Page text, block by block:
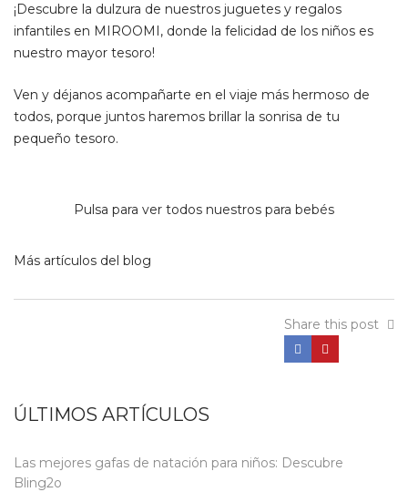
¡Descubre la dulzura de nuestros juguetes y regalos
infantiles en MIROOMI, donde la felicidad de los niños es
nuestro mayor tesoro!
Ven y déjanos acompañarte en el viaje más hermoso de
todos, porque juntos haremos brillar la sonrisa de tu
pequeño tesoro.
Pulsa para ver todos nuestros para bebés
Más artículos del blog
Share this post
ÚLTIMOS ARTÍCULOS
Las mejores gafas de natación para niños: Descubre
Bling2o